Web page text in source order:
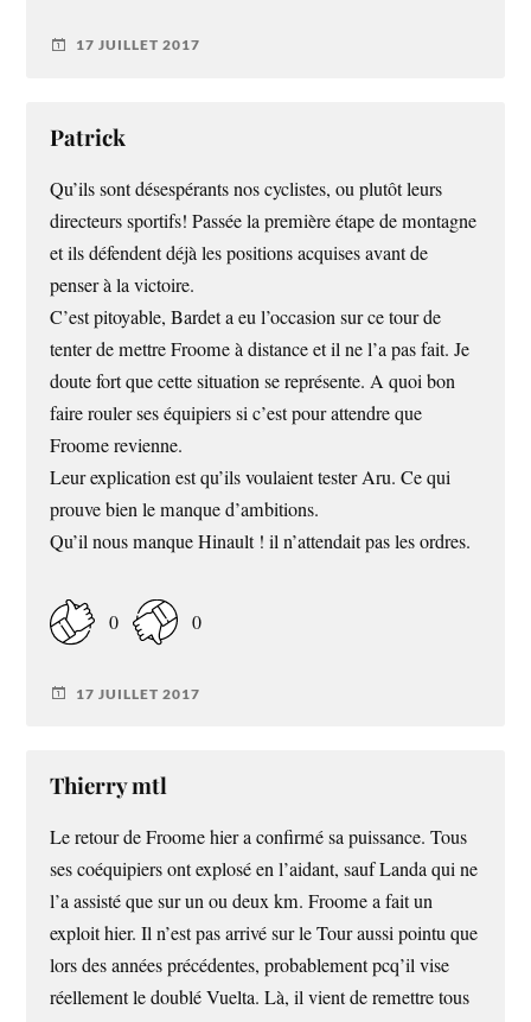
17 JUILLET 2017
Patrick
Qu’ils sont désespérants nos cyclistes, ou plutôt leurs
directeurs sportifs! Passée la première étape de montagne
et ils défendent déjà les positions acquises avant de
penser à la victoire.
C’est pitoyable, Bardet a eu l’occasion sur ce tour de
tenter de mettre Froome à distance et il ne l’a pas fait. Je
doute fort que cette situation se représente. A quoi bon
faire rouler ses équipiers si c’est pour attendre que
Froome revienne.
Leur explication est qu’ils voulaient tester Aru. Ce qui
prouve bien le manque d’ambitions.
Qu’il nous manque Hinault ! il n’attendait pas les ordres.
0 0
17 JUILLET 2017
Thierry mtl
Le retour de Froome hier a confirmé sa puissance. Tous
ses coéquipiers ont explosé en l’aidant, sauf Landa qui ne
l’a assisté que sur un ou deux km. Froome a fait un
exploit hier. Il n’est pas arrivé sur le Tour aussi pointu que
lors des années précédentes, probablement pcq’il vise
réellement le doublé Vuelta. Là, il vient de remettre tous